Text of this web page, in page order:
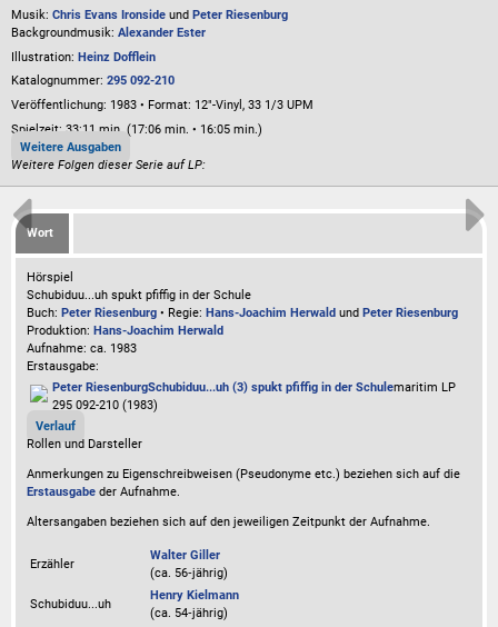
Musik: Chris Evans Ironside und Peter Riesenburg
Backgroundmusik: Alexander Ester
Illustration: Heinz Dofflein
Katalognummer: 295 092-210
Veröffentlichung: 1983 • Format: 12"-Vinyl, 33 1/3 UPM
Spielzeit: 33:11 min. (17:06 min. • 16:05 min.)
Weitere Ausgaben
Weitere Folgen dieser Serie auf LP:
Wort
Hörspiel
Schubiduu...uh spukt pfiffig in der Schule
Buch: Peter Riesenburg • Regie: Hans-Joachim Herwald und Peter Riesenburg
Produktion: Hans-Joachim Herwald
Aufnahme: ca. 1983
Erstausgabe:
Peter RiesenburgSchubiduu...uh (3) spukt pfiffig in der Schulemaritim LP
295 092-210 (1983)
Verlauf
Rollen und Darsteller
Anmerkungen zu Eigenschreibweisen (Pseudonyme etc.) beziehen sich auf die
Erstausgabe der Aufnahme.
Altersangaben beziehen sich auf den jeweiligen Zeitpunkt der Aufnahme.
Erzähler
Walter Giller
(ca. 56‑jährig)
Schubiduu...uh
Henry Kielmann
(ca. 54‑jährig)